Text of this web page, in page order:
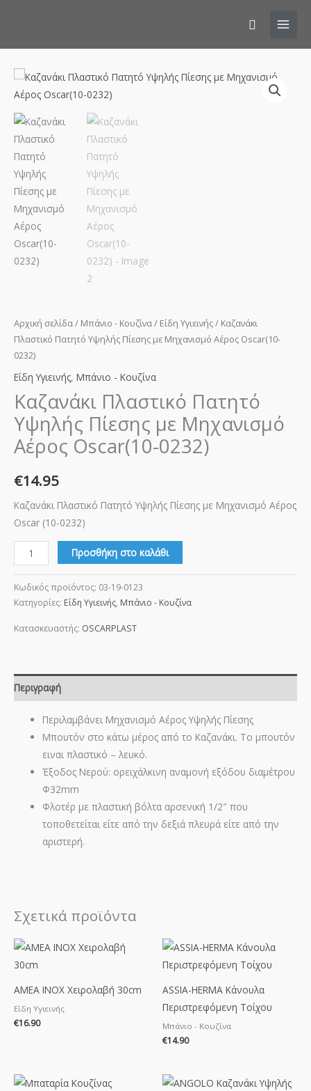
Αρχική σελίδα/ Μπάνιο - Κουζίνα/ Είδη Υγιεινής/ Καζανάκι
Πλαστικό Πατητό Υψηλής Πίεσης με Μηχανισμό Αέρος Οscar(10-
0232)
Είδη Υγιεινής, Μπάνιο - Κουζίνα
Καζανάκι Πλαστικό Πατητό
Υψηλής Πίεσης με Μηχανισμό
Αέρος Οscar(10-0232)
€14.95
Καζανάκι Πλαστικό Πατητό Υψηλής Πίεσης με Μηχανισμό Αέρος
Οscar (10-0232)
Καζανάκι
Πλαστικό
Πατητό
Υψηλής
Πίεσης
με
Μηχανισμό
Αέρος
Οscar(10-
0232)
ποσότητα
Προσθήκη στο καλάθι
Κωδικός προϊόντος: 03-19-0123
Κατηγορίες: Είδη Υγιεινής, Μπάνιο - Κουζίνα
Κατασκευαστής: OSCARPLAST
Περιγραφή
Περιλαμβάνει Μηχανισμό Αέρος Υψηλής Πίεσης
Μπουτόν στο κάτω μέρος από το Καζανάκι. Το μπουτόν
ειναι πλαστικό – λευκό.
Έξοδος Νερού: ορειχάλκινη αναμονή εξόδου διαμέτρου
Φ32mm
Φλοτέρ με πλαστική βόλτα αρσενική 1/2″ που
τοποθετείται είτε από την δεξιά πλευρά είτε από την
αριστερή.
Σχετικά προϊόντα
AMEA ΙΝΟΧ Χειρολαβή 30cm
Είδη Υγιεινής
€16.90
ASSIA-HERMA Κάνουλα
Περιστρεφόμενη Τοίχου
Μπάνιο - Κουζίνα
€14.90